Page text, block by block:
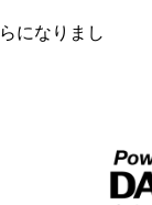
になりまし